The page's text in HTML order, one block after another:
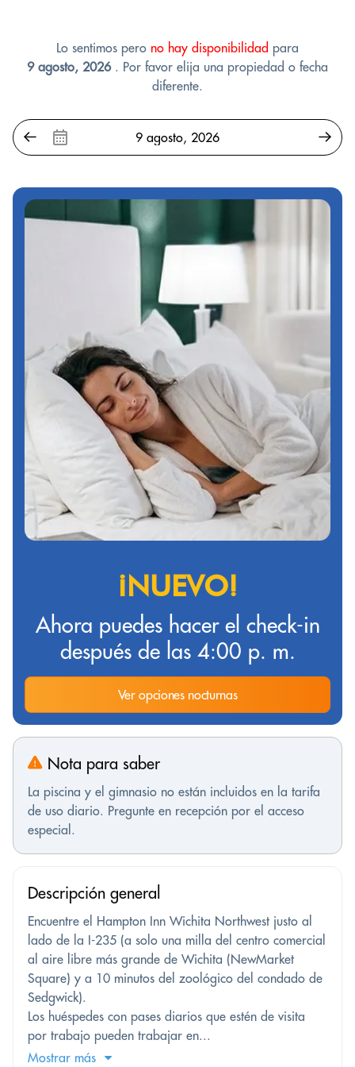
Lo sentimos pero no hay disponibilidad para
9 agosto, 2026. Por favor elija una propiedad o fecha
diferente.
¡NUEVO!
Ahora puedes hacer el check-in
después de las 4:00 p. m.
Ver opciones nocturnas
Nota para saber
La piscina y el gimnasio no están incluidos en la tarifa
de uso diario. Pregunte en recepción por el acceso
especial.
Descripción general
Encuentre el Hampton Inn Wichita Northwest justo al
lado de la I-235 (a solo una milla del centro comercial
al aire libre más grande de Wichita (NewMarket
Square) y a 10 minutos del zoológico del condado de
Sedgwick).
Los huéspedes con pases diarios que estén de visita
por trabajo pueden trabajar en...
Mostrar más